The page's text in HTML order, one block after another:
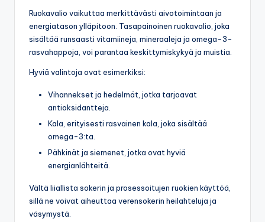
Ruokavalio vaikuttaa merkittävästi aivotoimintaan ja
energiatason ylläpitoon. Tasapainoinen ruokavalio, joka
sisältää runsaasti vitamiineja, mineraaleja ja omega-3-
rasvahappoja, voi parantaa keskittymiskykyä ja muistia.
Hyviä valintoja ovat esimerkiksi:
Vihannekset ja hedelmät, jotka tarjoavat
antioksidantteja.
Kala, erityisesti rasvainen kala, joka sisältää
omega-3:ta.
Pähkinät ja siemenet, jotka ovat hyviä
energianlähteitä.
Vältä liiallista sokerin ja prosessoitujen ruokien käyttöä,
sillä ne voivat aiheuttaa verensokerin heilahteluja ja
väsymystä.